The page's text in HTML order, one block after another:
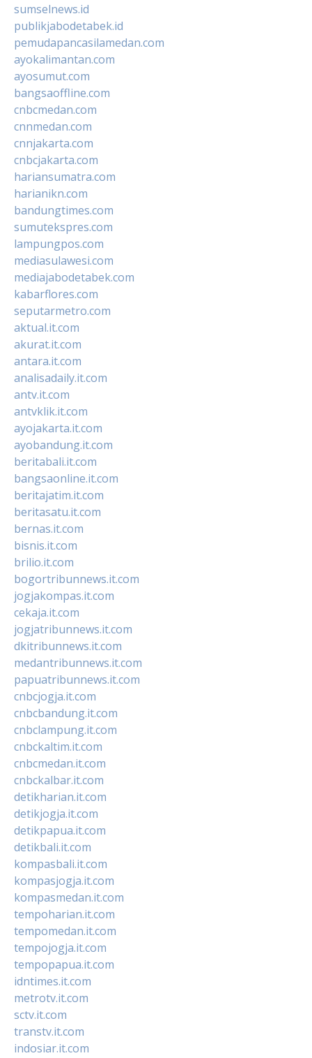
sumselnews.id
publikjabodetabek.id
pemudapancasilamedan.com
ayokalimantan.com
ayosumut.com
bangsaoffline.com
cnbcmedan.com
cnnmedan.com
cnnjakarta.com
cnbcjakarta.com
hariansumatra.com
harianikn.com
bandungtimes.com
sumutekspres.com
lampungpos.com
mediasulawesi.com
mediajabodetabek.com
kabarflores.com
seputarmetro.com
aktual.it.com
akurat.it.com
antara.it.com
analisadaily.it.com
antv.it.com
antvklik.it.com
ayojakarta.it.com
ayobandung.it.com
beritabali.it.com
bangsaonline.it.com
beritajatim.it.com
beritasatu.it.com
bernas.it.com
bisnis.it.com
brilio.it.com
bogortribunnews.it.com
jogjakompas.it.com
cekaja.it.com
jogjatribunnews.it.com
dkitribunnews.it.com
medantribunnews.it.com
papuatribunnews.it.com
cnbcjogja.it.com
cnbcbandung.it.com
cnbclampung.it.com
cnbckaltim.it.com
cnbcmedan.it.com
cnbckalbar.it.com
detikharian.it.com
detikjogja.it.com
detikpapua.it.com
detikbali.it.com
kompasbali.it.com
kompasjogja.it.com
kompasmedan.it.com
tempoharian.it.com
tempomedan.it.com
tempojogja.it.com
tempopapua.it.com
idntimes.it.com
metrotv.it.com
sctv.it.com
transtv.it.com
indosiar.it.com